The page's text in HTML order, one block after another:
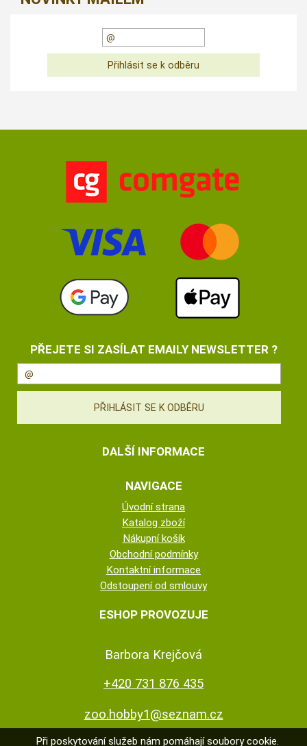
PŘEJETE SI ZASÍLAT EMAILY NEWSLETTER ?
DALŠÍ INFORMACE
NAVIGACE
Úvodní strana
Katalog zboží
Nákupní košík
Obchodní podmínky
Kontaktní informace
Odstoupení od smlouvy
ESHOP PROVOZUJE
Barbora Krejčová
+420 731 876 435
zoo.hobby1@seznam.cz
Při poskytování služeb nám pomáhají soubory cookie.